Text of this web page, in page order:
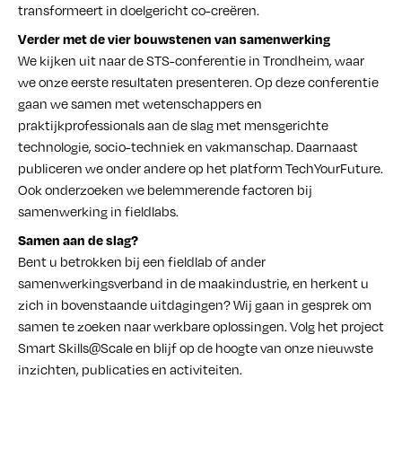
Schrijf je in voor de nieuwsbrief!
transformeert in doelgericht co-creëren.
Verder met de vier bouwstenen van samenwerking
We kijken uit naar de STS-conferentie in Trondheim, waar
we onze eerste resultaten presenteren. Op deze conferentie
gaan we samen met wetenschappers en
praktijkprofessionals aan de slag met mensgerichte
technologie, socio-techniek en vakmanschap. Daarnaast
publiceren we onder andere op het platform TechYourFuture.
Ook onderzoeken we belemmerende factoren bij
samenwerking in fieldlabs.
Samen aan de slag?
Bent u betrokken bij een fieldlab of ander
samenwerkingsverband in de maakindustrie, en herkent u
zich in bovenstaande uitdagingen? Wij gaan in gesprek om
samen te zoeken naar werkbare oplossingen. Volg het project
Smart Skills@Scale en blijf op de hoogte van onze nieuwste
inzichten, publicaties en activiteiten.